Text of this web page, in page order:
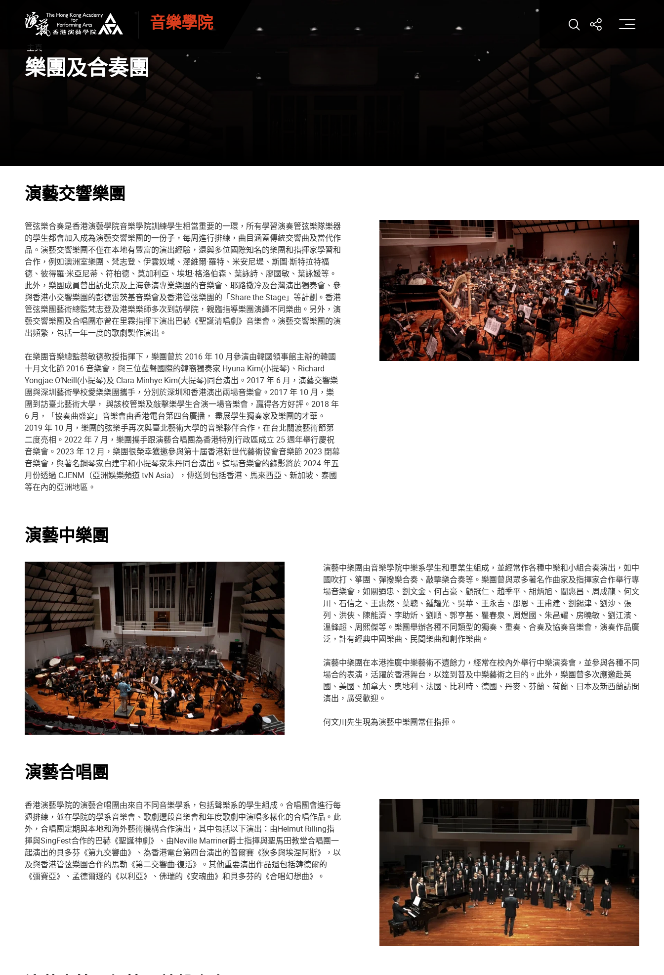
音樂學院 打開搜索打開分享打
主頁
樂團及合奏團
演藝交響樂團
管弦樂合奏是香港演藝學院音樂學院訓練學生相當重要的一環，所有學習演奏管弦樂隊樂器
的學生都會加入成為演藝交響樂團的一份子，每周進行排練，曲目涵蓋傳統交響曲及當代作
品。演藝交響樂團不僅在本地有豐富的演出經驗，還與多位國際知名的樂團和指揮家學習和
合作，例如澳洲室樂團、梵志登、伊雲奴域、澤維爾·羅特、米安尼堤、斯圖·斯特拉特福
德、彼得羅·米亞尼蒂、符柏德、莫加利亞、埃坦·格洛伯森、葉詠詩、廖國敏、葉詠媛等。
此外，樂團成員曾出訪北京及上海參演專業樂團的音樂會、耶路撒冷及台灣演出獨奏會、參
與香港小交響樂團的彭德雷茨基音樂會及香港管弦樂團的「Share the Stage」等計劃。香港
管弦樂團藝術總監梵志登及港樂樂師多次到訪學院，親臨指導樂團演繹不同樂曲。另外，演
藝交響樂團及合唱團亦曾在里霖指揮下演出巴赫《聖誕清唱劇》音樂會。演藝交響樂團的演
出頻繁，包括一年一度的歌劇製作演出。
在樂團音樂總監蔡敏德教授指揮下，樂團曾於 2016 年 10 月參演由韓國領事館主辦的韓國
十月文化節 2016 音樂會，與三位蜚聲國際的韓裔獨奏家 Hyuna Kim(小提琴)、Richard
Yongjae O’Neill(小提琴)及 Clara Minhye Kim(大提琴)同台演出。2017 年 6 月，演藝交響樂
團與深圳藝術學校愛樂樂團攜手，分別於深圳和香港演出兩場音樂會。2017 年 10 月，樂
團到訪臺北藝術大學， 與該校管樂及敲擊樂學生合演一場音樂會，贏得各方好評。2018 年
6 月，「協奏曲盛宴」音樂會由香港電台第四台廣播， 盡展學生獨奏家及樂團的才華。
2019 年 10 月，樂團的弦樂手再次與臺北藝術大學的音樂夥伴合作，在台北關渡藝術節第
二度亮相。2022 年 7 月，樂團攜手跟演藝合唱團為香港特別行政區成立 25 週年舉行慶祝
音樂會。2023 年 12 月，樂團很榮幸獲邀參與第十屆香港新世代藝術協會音樂節 2023 閉幕
音樂會，與著名鋼琴家白建宇和小提琴家朱丹同台演出。這場音樂會的錄影將於 2024 年五
月份透過 CJENM（亞洲娛樂頻道 tvN Asia），傳送到包括香港、馬來西亞、新加坡、泰國
等在內的亞洲地區。
演藝中樂團
演藝中樂團由音樂學院中樂系學生和畢業生組成，並經常作各種中樂和小組合奏演出，如中
國吹打、箏團、彈撥樂合奏、敲擊樂合奏等。樂團曾與眾多著名作曲家及指揮家合作舉行專
場音樂會，如關迺忠、劉文金、何占豪、顧冠仁、趙季平、胡炳旭、閻惠昌、周成龍、何文
川、石信之、王惠然、葉聰、鍾耀光、吳華、王永吉、邵恩、王甫建、劉錫津、劉沙、張
列、洪俠、陳能濟、李助炘、劉順、郭亨基、瞿春泉、周煜國、朱昌耀、房曉敏、劉江濱、
溫鋒超、周熙傑等。樂團舉辦各種不同類型的獨奏、重奏、合奏及協奏音樂會，演奏作品廣
泛，計有經典中國樂曲、民間樂曲和創作樂曲。
演藝中樂團在本港推廣中樂藝術不遺餘力，經常在校內外舉行中樂演奏會，並參與各種不同
場合的表演，活躍於香港舞台，以達到普及中樂藝術之目的。此外，樂團曾多次應邀赴英
國、美國、加拿大、奧地利、法國、比利時、德國、丹麥、芬蘭、荷蘭、日本及新西蘭訪問
演出，廣受歡迎。
何文川先生現為演藝中樂團常任指揮。
演藝合唱團
香港演藝學院的演藝合唱團由來自不同音樂學系，包括聲樂系的學生組成。合唱團會進行每
週排練，並在學院的學系音樂會、歌劇選段音樂會和年度歌劇中演唱多樣化的合唱作品。此
外，合唱團定期與本地和海外藝術機構合作演出，其中包括以下演出：由Helmut Rilling指
揮與SingFest合作的巴赫《聖誕神劇》、由Neville Marriner爵士指揮與聖馬田教堂合唱團一
起演出的貝多芬《第九交響曲》、為香港電台第四台演出的普爾賽《狄多與埃涅阿斯》，以
及與香港管弦樂團合作的馬勒《第二交響曲·復活》。其他重要演出作品還包括韓德爾的
《彌賽亞》、孟德爾遜的《以利亞》、佛瑞的《安魂曲》和貝多芬的《合唱幻想曲》。